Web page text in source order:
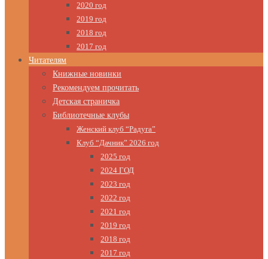
2020 год
2019 год
2018 год
2017 год
Читателям
Книжные новинки
Рекомендуем прочитать
Детская страничка
Библиотечные клубы
Женский клуб “Радуга”
Клуб “Дачник” 2026 год
2025 год
2024 ГОД
2023 год
2022 год
2021 год
2019 год
2018 год
2017 год